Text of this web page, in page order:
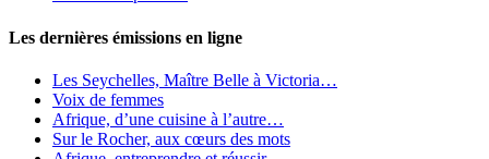
Les dernières émissions en ligne
Les Seychelles, Maître Belle à Victoria…
Voix de femmes
Afrique, d’une cuisine à l’autre…
Sur le Rocher, aux cœurs des mots